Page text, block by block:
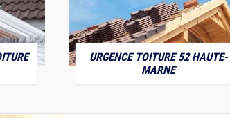
URGENCE TOITURE 52 HAUTE-
MARNE